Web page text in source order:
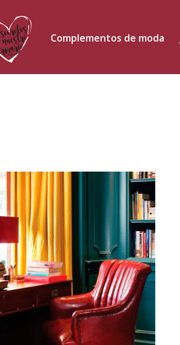
Complementos de moda